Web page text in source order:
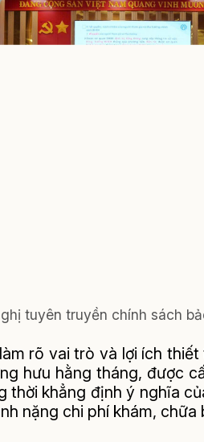
tuyên truyền chính sách
rõ vai trò và lợi ích
hưu hằng tháng, được
thời khẳng định ý nghĩa
nặng chi phí khám, chữa